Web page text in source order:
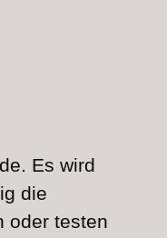
Es wird
die
oder testen